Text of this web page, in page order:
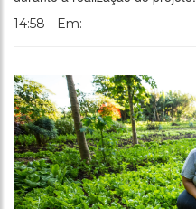
14:58 - Em: